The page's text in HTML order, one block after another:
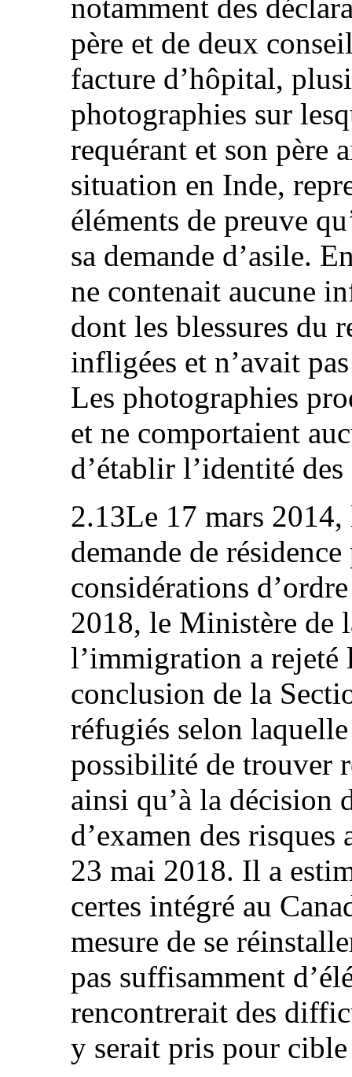
notamment des
père et de deux
facture d’hôpital,
photographies sur
requérant et son père
situation en Inde,
éléments de preuve
sa demande d’asile.
ne contenait aucune
dont les blessures du
infligées et n’avait
Les photographies
et ne comportaient
d’établir l’identité des
2.13Le 17 mars
demande de
considérations
2018, le Ministère de
l’immigration a rejeté
conclusion de la
réfugiés selon
possibilité de trouver
ainsi qu’à la décision
d’examen des
23 mai 2018. Il a
certes intégré au
mesure de se
pas suffisamment
rencontrerait des
y serait pris pour